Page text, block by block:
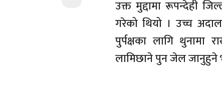
उक्त मुद्दामा रूपन्देही
गरेको थियो । उच्च
पुर्पक्षका लागि
लामिछाने पुन जेल